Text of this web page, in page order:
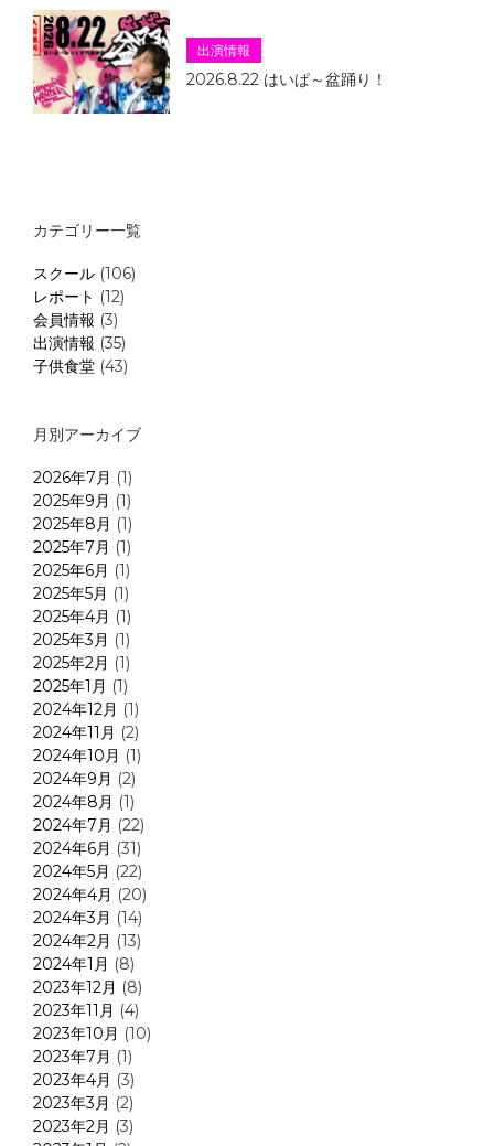
出演情報
2026.8.22 はいぱ～盆踊り！
カテゴリー一覧
スクール (106)
レポート (12)
会員情報 (3)
出演情報 (35)
子供食堂 (43)
月別アーカイブ
2026年7月 (1)
2025年9月 (1)
2025年8月 (1)
2025年7月 (1)
2025年6月 (1)
2025年5月 (1)
2025年4月 (1)
2025年3月 (1)
2025年2月 (1)
2025年1月 (1)
2024年12月 (1)
2024年11月 (2)
2024年10月 (1)
2024年9月 (2)
2024年8月 (1)
2024年7月 (22)
2024年6月 (31)
2024年5月 (22)
2024年4月 (20)
2024年3月 (14)
2024年2月 (13)
2024年1月 (8)
2023年12月 (8)
2023年11月 (4)
2023年10月 (10)
2023年7月 (1)
2023年4月 (3)
2023年3月 (2)
2023年2月 (3)